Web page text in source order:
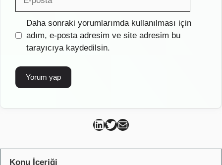
posta
İnternet
sitesi
Daha sonraki yorumlarımda kullanılması için
adım, e-posta adresim ve site adresim bu
tarayıcıya kaydedilsin.
Can Kütahya Linkedin
Can Kütahya Twitter
Can Kütahya Mail
Konu İçeriği